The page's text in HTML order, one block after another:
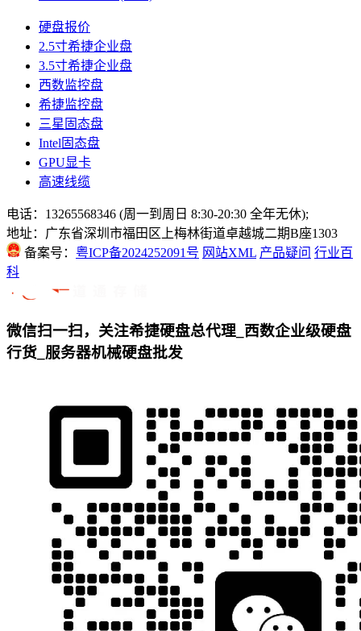
硬盘报价
2.5寸希捷企业盘
3.5寸希捷企业盘
西数监控盘
希捷监控盘
三星固态盘
Intel固态盘
GPU显卡
高速线缆
电话：13265568346 (周一到周日 8:30-20:30 全年无休);
地址：广东省深圳市福田区上梅林街道卓越城二期B座1303
备案号： 粤ICP备2024252091号 网站XML 产品疑问 行业百
科
微信扫一扫，关注希捷硬盘总代理_西数企业级硬盘
行货_服务器机械硬盘批发